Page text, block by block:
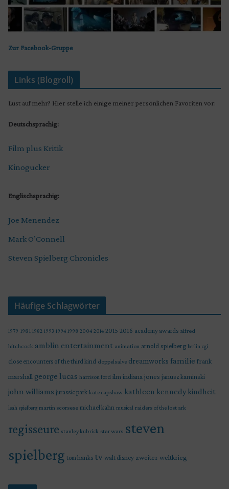
Zur Facebook-Gruppe
Links (Blogroll)
Lust auf mehr? Hier stelle ich einige meiner persönlichen Favoriten vor:
Deutschsprachig:
Film plus Kritik
Kinogucker
Englischsprachig:
Joe Menendez
Mark O’Connell
Steven Spielberg Chronicles
Häufige Schlagwörter
1979 1981 1982 1993 1994 1998 2004 2014 2015 2016 academy awards alfred
hitchcock amblin entertainment animation arnold spielberg berlin cgi
close encounters of the third kind doppelsalve dreamworks familie frank
marshall george lucas harrison ford ilm indiana jones janusz kaminski
john williams jurassic park kate capshaw kathleen kennedy kindheit
leah spielberg martin scorsese michael kahn musical raiders of the lost ark
regisseure stanley kubrick star wars steven
spielberg tom hanks tv walt disney zweiter weltkrieg